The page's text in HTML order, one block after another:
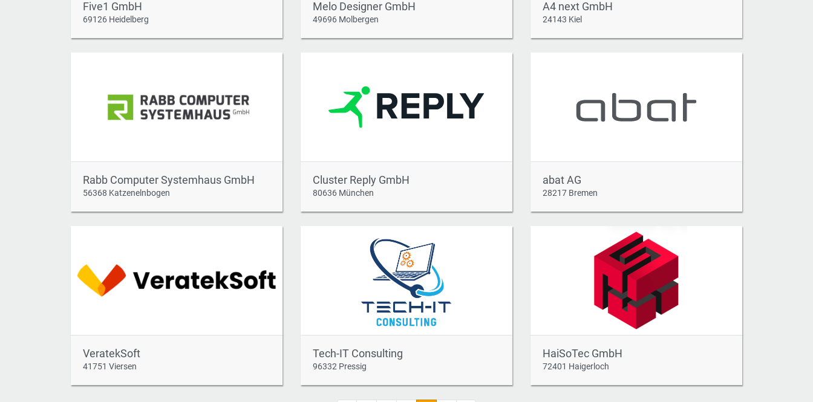
Five1 GmbH
69126 Heidelberg
Melo Designer GmbH
49696 Molbergen
A4 next GmbH
24143 Kiel
Rabb Computer Systemhaus GmbH
56368 Katzenelnbogen
Cluster Reply GmbH
80636 München
abat AG
28217 Bremen
VeratekSoft
41751 Viersen
Tech-IT Consulting
96332 Pressig
HaiSoTec GmbH
72401 Haigerloch